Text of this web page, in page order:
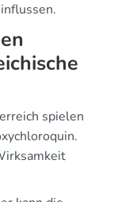
spielen